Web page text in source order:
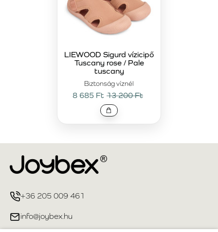
Biztonság víznél
LIEWOOD Sigurd vízicipő
Tuscany rose / Pale
tuscany
8 685 Ft 13 200 Ft
+36 205 009 461
info@joybex.hu